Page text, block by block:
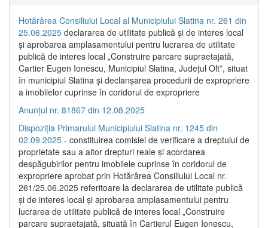
Hotărârea Consiliului Local al Municipiului Slatina nr. 261 din
25.06.2025 declararea de utilitate publică și de interes local
și aprobarea amplasamentului pentru lucrarea de utilitate
publică de interes local „Construire parcare supraetajată,
Cartier Eugen Ionescu, Municipiul Slatina, Județul Olt”, situat
în municipiul Slatina și declanșarea procedurii de expropriere
a imobilelor cuprinse în coridorul de expropriere
Anunțul nr. 81867 din 12.08.2025
Dispoziția Primarului Municipiului Slatina nr. 1245 din
02.09.2025 - constituirea comisiei de verificare a dreptului de
proprietate sau a altor drepturi reale și acordarea
despăgubirilor pentru imobilele cuprinse în coridorul de
expropriere aprobat prin Hotărârea Consiliului Local nr.
261/25.06.2025 referitoare la declararea de utilitate publică
și de interes local și aprobarea amplasamentului pentru
lucrarea de utilitate publică de interes local „Construire
parcare supraetajată, situată în Cartierul Eugen Ionescu,